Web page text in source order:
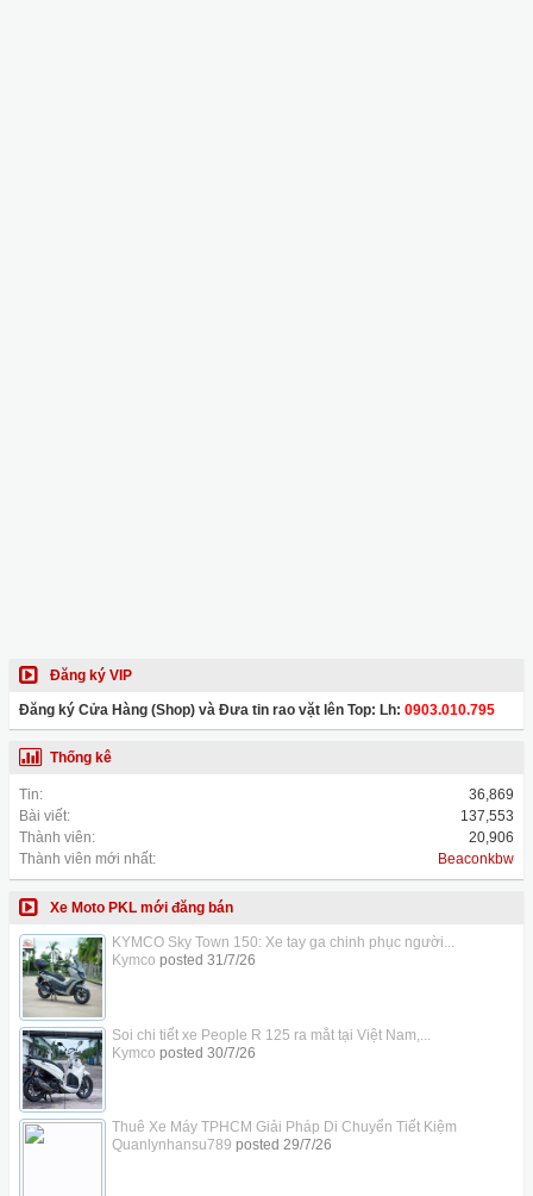
Đăng ký VIP
Đăng ký Cửa Hàng (Shop) và Đưa tin rao vặt lên Top: Lh: 0903.010.795
Thống kê
Tin:
36,869
Bài viết:
137,553
Thành viên:
20,906
Thành viên mới nhất:
Beaconkbw
Xe Moto PKL mới đăng bán
KYMCO Sky Town 150: Xe tay ga chinh phục người...
Kymco posted 31/7/26
Soi chi tiết xe People R 125 ra mắt tại Việt Nam,...
Kymco posted 30/7/26
Thuê Xe Máy TPHCM Giải Pháp Di Chuyển Tiết Kiệm
Quanlynhansu789 posted 29/7/26